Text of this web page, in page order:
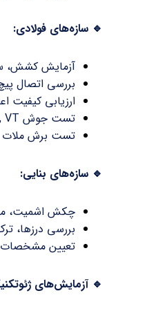
🔹 سازه‌های فولادی:
آزمایش کشش،
بررسی اتصال
ارزیابی کیفیت
تست جوش UT ,PT , VT
تست برش ملات
🔹 سازه‌های بنایی:
چکش اشمیت،
بررسی درزها،
تعیین مشخصات
🔹 آزمایش‌های